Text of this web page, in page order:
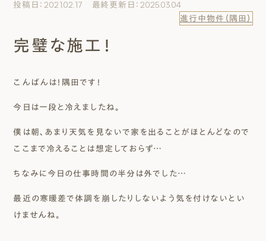
エムズのこと
0120-40-6613
モデルハウスを見る
ファーストプランを試す
投稿日：2021.02.17 最終更新日：2025.03.04
進行中物件（隅田）
完璧な施工！
こんばんは！隅田です！
今日は一段と冷えましたね。
僕は朝、あまり天気を見ないで家を出ることがほとんどなので
ここまで冷えることは想定しておらず…
ちなみに今日の仕事時間の半分は外でした…
最近の寒暖差で体調を崩したりしないよう気を付けないとい
けませんね。